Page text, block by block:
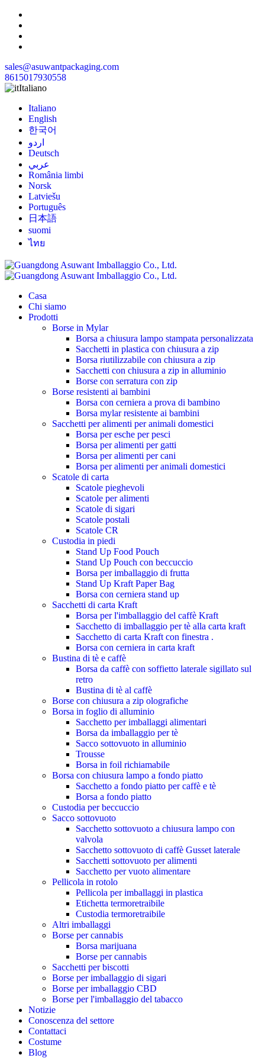
sales@asuwantpackaging.com
8615017930558
Italiano
Italiano
English
한국어
اردو
Deutsch
عربي
România limbi
Norsk
Latviešu
Português
日本語
suomi
ไทย
Casa
Chi siamo
Prodotti
Borse in Mylar
Borsa a chiusura lampo stampata personalizzata
Sacchetti in plastica con chiusura a zip
Borsa riutilizzabile con chiusura a zip
Sacchetti con chiusura a zip in alluminio
Borse con serratura con zip
Borse resistenti ai bambini
Borsa con cerniera a prova di bambino
Borsa mylar resistente ai bambini
Sacchetti per alimenti per animali domestici
Borsa per esche per pesci
Borsa per alimenti per gatti
Borsa per alimenti per cani
Borsa per alimenti per animali domestici
Scatole di carta
Scatole pieghevoli
Scatole per alimenti
Scatole di sigari
Scatole postali
Scatole CR
Custodia in piedi
Stand Up Food Pouch
Stand Up Pouch con beccuccio
Borsa per imballaggio di frutta
Stand Up Kraft Paper Bag
Borsa con cerniera stand up
Sacchetti di carta Kraft
Borsa per l'imballaggio del caffè Kraft
Sacchetto di imballaggio per tè alla carta kraft
Sacchetto di carta Kraft con finestra .
Borsa con cerniera in carta kraft
Bustina di tè e caffè
Borsa da caffè con soffietto laterale sigillato sul
retro
Bustina di tè al caffè
Borse con chiusura a zip olografiche
Borsa in foglio di alluminio
Sacchetto per imballaggi alimentari
Borsa da imballaggio per tè
Sacco sottovuoto in alluminio
Trousse
Borsa in foil richiamabile
Borsa con chiusura lampo a fondo piatto
Sacchetto a fondo piatto per caffè e tè
Borsa a fondo piatto
Custodia per beccuccio
Sacco sottovuoto
Sacchetto sottovuoto a chiusura lampo con
valvola
Sacchetto sottovuoto di caffè Gusset laterale
Sacchetti sottovuoto per alimenti
Sacchetto per vuoto alimentare
Pellicola in rotolo
Pellicola per imballaggi in plastica
Etichetta termoretraibile
Custodia termoretraibile
Altri imballaggi
Borse per cannabis
Borsa marijuana
Borse per cannabis
Sacchetti per biscotti
Borse per imballaggio di sigari
Borse per imballaggio CBD
Borse per l'imballaggio del tabacco
Notizie
Conoscenza del settore
Contattaci
Costume
Blog